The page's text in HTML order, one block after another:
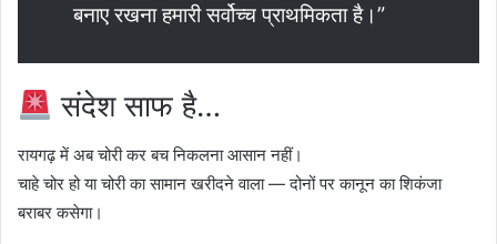
बनाए रखना हमारी सर्वोच्च प्राथमिकता है।”
संदेश साफ है…
रायगढ़ में अब चोरी कर बच निकलना आसान नहीं।
चाहे चोर हो या चोरी का सामान खरीदने वाला — दोनों पर कानून का शिकंजा
बराबर कसेगा।